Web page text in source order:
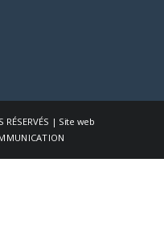
RÉSERVÉS | Site web